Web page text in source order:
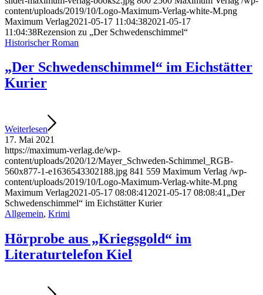
content/uploads/2019/10/Logo-Maximum-Verlag-white-M.png
Maximum Verlag2021-05-17 11:04:382021-05-17
11:04:38Rezension zu „Der Schwedenschimmel“
Historischer Roman
„Der Schwedenschimmel“ im Eichstätter
Kurier
Weiterlesen
17. Mai 2021
https://maximum-verlag.de/wp-
content/uploads/2020/12/Mayer_Schweden-Schimmel_RGB-
560x877-1-e1636543302188.jpg 841 559 Maximum Verlag /wp-
content/uploads/2019/10/Logo-Maximum-Verlag-white-M.png
Maximum Verlag2021-05-17 08:08:41 2021-05-17 08:08:41 „Der
Schwedenschimmel“ im Eichstätter Kurier
Allgemein, Krimi
Hörprobe aus „Kriegsgold“ im
Literaturtelefon Kiel